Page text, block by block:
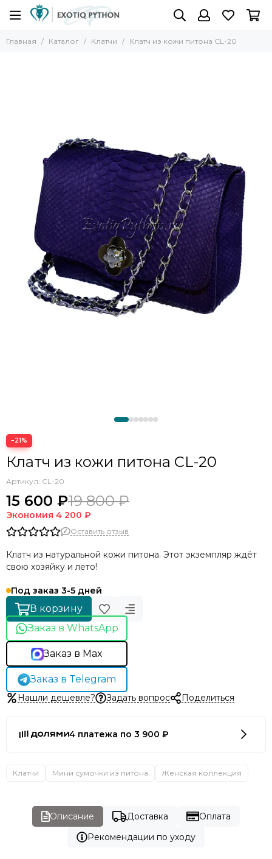
Главная Каталог Клатчи Клатч из кожи питона CL-20
−21%
Клатч из кожи питона CL-20
Артикул: CL-20
15 600 ₽19 800 ₽
Экономия 4 200 ₽
Оставить отзыв
Клатч из натуральной кожи питона. Этот экземпляр ждёт
свою хозяйку и лето!
Под заказ 3-5 дней
В корзину
Заказ в WhatsApp
Заказ в Max
Заказ в Telegram
Нашли дешевле? Задать вопрос Поделиться
4 платежа по 3 900 ₽
Клатчи Мини сумочки из питона Женская коллекция
Описание Доставка
Оплата
Рекомендации по уходу